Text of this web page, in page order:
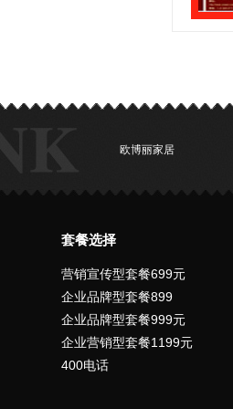
欧博丽家居
套餐选择
营销宣传型套餐699元
企业品牌型套餐899
企业品牌型套餐999元
企业营销型套餐1199元
400电话